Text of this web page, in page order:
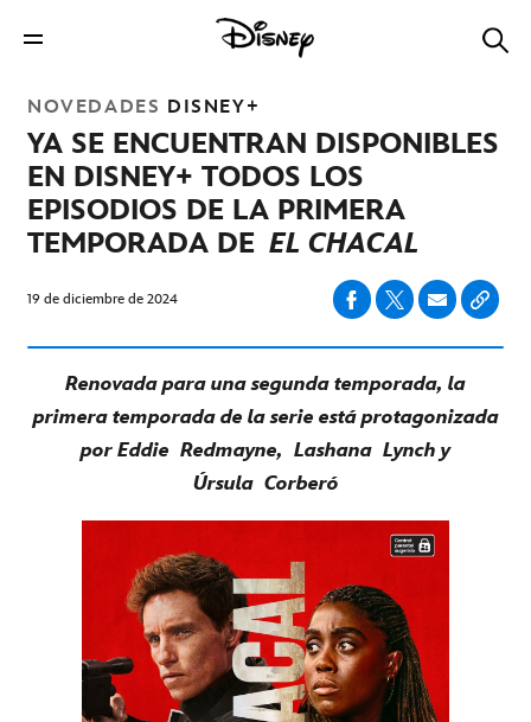
NOVEDADES DISNEY+
YA SE ENCUENTRAN DISPONIBLES
EN DISNEY+ TODOS LOS
EPISODIOS DE LA PRIMERA
TEMPORADA DE EL CHACAL
19 de diciembre de 2024
Renovada para una segunda temporada, la
primera temporada de la serie está protagonizada
por Eddie Redmayne, Lashana Lynch y
Úrsula Corberó